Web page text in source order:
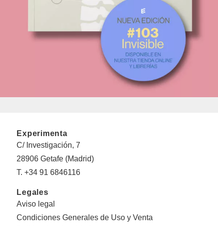
Experimenta
C/ Investigación, 7
28906 Getafe (Madrid)
T. +34 91 6846116
Legales
Aviso legal
Condiciones Generales de Uso y Venta